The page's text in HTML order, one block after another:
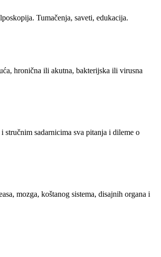
Tumačenja, saveti, edukacija.
hronična ili akutna, bakterijska ili virusna
stručnim sadarnicima sva pitanja i dileme o
mozga, koštanog sistema, disajnih organa i